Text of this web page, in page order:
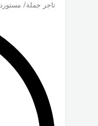
تاجر جملة/ مستورد